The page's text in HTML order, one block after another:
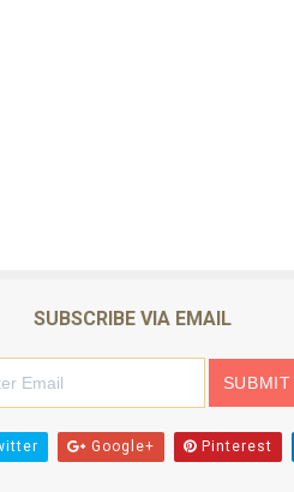
SUBSCRIBE VIA EMAIL
Google+ Pinterest